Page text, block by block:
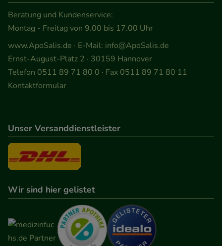
Beratung und Kundenservice:
Montag - Freitag von 9.00 bis 17.00 Uhr
www.ApoSalis.de · E-Mail: info@ApoSalis.de
Ernst-August-Platz 2 · 30159 Hannover
Telefon 0511 89 71 80 0 · Fax 0511 89 71 80 11
Kontaktformular
Unser Versanddienstleister
Wir sind hier gelistet